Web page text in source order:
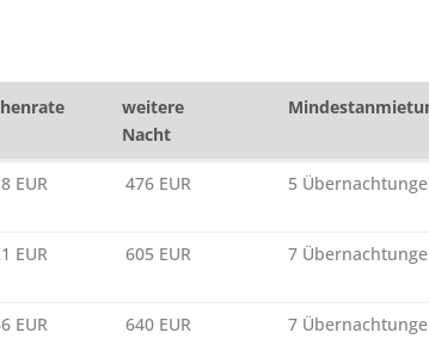
weitere
Nacht
weitere
EUR 476 EUR 5
EUR 605 EUR 7
EUR 640 EUR 7